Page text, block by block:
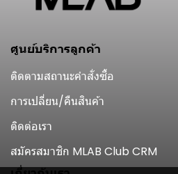
ศูนย์บริการลูกค้า
ติดตามสถานะคำสั่งซื้อ
การเปลี่ยน/คืนสินค้า
ติดต่อเรา
สมัครสมาชิก MLAB Club CRM